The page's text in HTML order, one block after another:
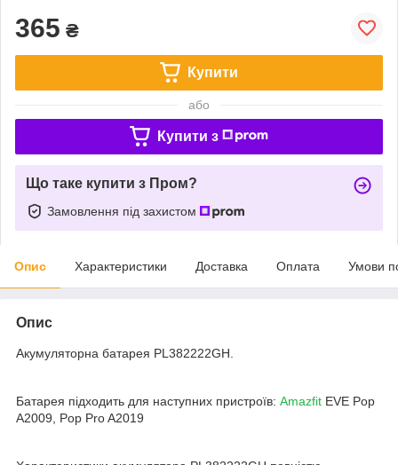
365 ₴
Купити
або
Купити з
Що таке купити з Пром?
Замовлення під захистом
Опис Характеристики Доставка Оплата Умови
Опис
Акумуляторна батарея PL382222GH.
Батарея підходить для наступних пристроїв: Amazfit EVE Pop
A2009, Pop Pro A2019